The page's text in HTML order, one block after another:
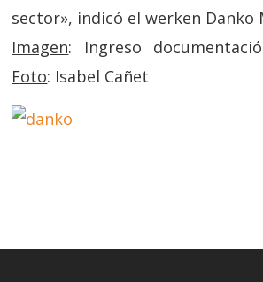
sector», indicó el werken Danko
Imagen: Ingreso
Foto: Isabel Cañet